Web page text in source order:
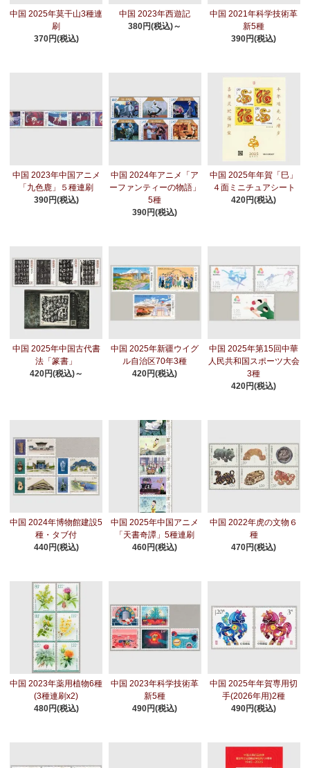
中国 2025年莫干山3種連
刷
370円(税込)
中国 2023年西遊記
380円(税込)～
中国 2021年科学技術革
新5種
390円(税込)
中国 2023年中国アニメ
「九色鹿」５種連刷
390円(税込)
中国 2024年アニメ「ア
ーファンティーの物語」
5種
390円(税込)
中国 2025年年賀「巳」
４面ミニチュアシート
420円(税込)
中国 2025年中国古代書
法「篆書」
420円(税込)～
中国 2025年新疆ウイグ
ル自治区70年3種
420円(税込)
中国 2025年第15回中華
人民共和国スポーツ大会
3種
420円(税込)
中国 2024年博物館建設5
種・タブ付
440円(税込)
中国 2025年中国アニメ
「天書奇譚」5種連刷
460円(税込)
中国 2022年虎の文物６
種
470円(税込)
中国 2023年薬用植物6種
(3種連刷x2)
480円(税込)
中国 2023年科学技術革
新5種
490円(税込)
中国 2025年年賀専用切
手(2026年用)2種
490円(税込)